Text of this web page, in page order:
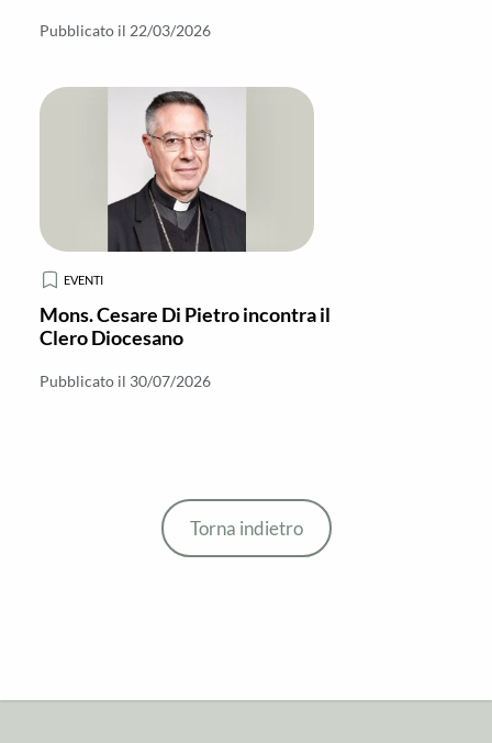
Pubblicato il 22/03/2026
EVENTI
Mons. Cesare Di Pietro incontra il
Clero Diocesano
Pubblicato il 30/07/2026
Torna indietro